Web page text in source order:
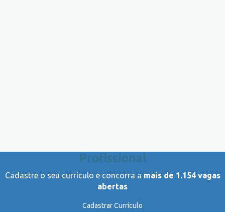
Profissional
Cadastre o seu currículo e concorra a mais de 1.154 vagas
abertas
Cadastrar Currículo